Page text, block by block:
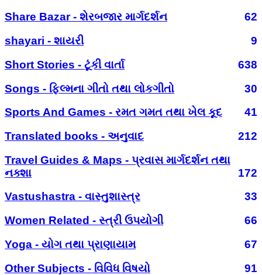
Share Bazar - શેરબજાર માર્ગદર્શન
62
shayari - શાયરી
9
Short Stories - ટૂંકી વાર્તા
638
Songs - ફિલ્મના ગીતો તથા લોકગીતો
30
Sports And Games - રમત ગમત તથા ખેલ કૂદ
41
Translated books - અનુવાદ
212
Travel Guides & Maps - પ્રવાસ માર્ગદર્શન તથા
નક્શા
172
Vastushastra - વાસ્તુશાસ્ત્ર
33
Women Related - સ્ત્રી ઉપયોગી
66
Yoga - યોગ તથા પ્રાણાયામ
67
Other Subjects - વિવિધ વિષયો
91